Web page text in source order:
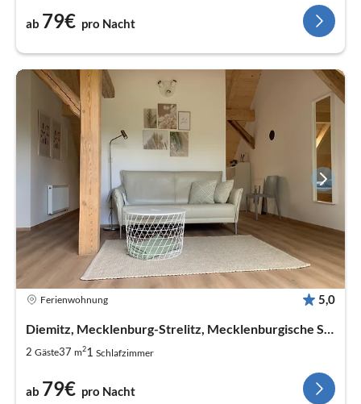
ab 79€ pro Nacht
Ferienwohnung 5,0
Diemitz, Mecklenburg-Strelitz, Mecklenburgische Seenplatte
2 Gäste37 m21 Schlafzimmer
ab 79€ pro Nacht